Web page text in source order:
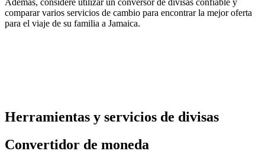
Además, considere utilizar un conversor de divisas confiable y
comparar varios servicios de cambio para encontrar la mejor oferta
para el viaje de su familia a Jamaica.
Herramientas y servicios de divisas
Convertidor de moneda